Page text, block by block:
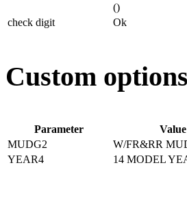
()
check digit
Ok
Custom options
Parameter
Value
MUDG2
W/FR&RR
YEAR4
14 MODEL